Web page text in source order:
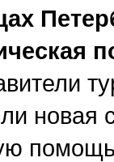
новая
помощь